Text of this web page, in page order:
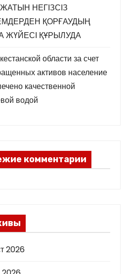
НЕГІЗСІЗ
ҚОРҒАУДЫҢ
ЖҮЙЕСІ ҚҰРЫЛУДА
области за счет
активов население
качественной
водой
комментарии
2026